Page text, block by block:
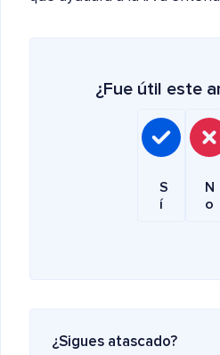
¿Fue útil este
S
í
N
o
¿Sigues atascado?